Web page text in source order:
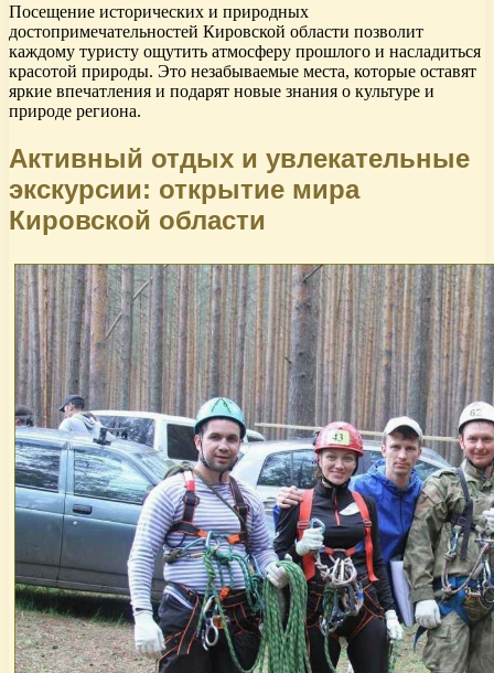
Посещение исторических и природных
достопримечательностей Кировской области позволит
каждому туристу ощутить атмосферу прошлого и насладиться
красотой природы. Это незабываемые места, которые оставят
яркие впечатления и подарят новые знания о культуре и
природе региона.
Активный отдых и увлекательные
экскурсии: открытие мира
Кировской области